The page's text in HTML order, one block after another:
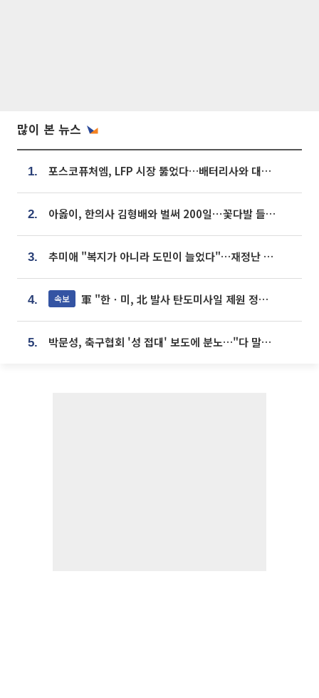
많이 본 뉴스
1. 포스코퓨처엠, LFP 시장 뚫었다…배터리사와 대규모 장기 공급 합의
2. 아옳이, 한의사 김형배와 벌써 200일⋯꽃다발 들고 "프러포즈 아냐"
3. 추미애 "복지가 아니라 도민이 늘었다"…재정난 책임론 정면돌파
4. 속보 軍 "한ㆍ미, 北 발사 탄도미사일 제원 정밀분석 중"
5. 박문성, 축구협회 '성 접대' 보도에 분노…"다 말아먹으려고 작정했나"